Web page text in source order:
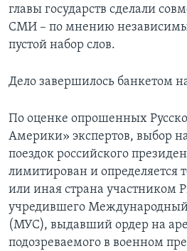
главы государств сделали
СМИ – по мнению
пустой набор слов.
Дело завершилось банкетом
По оценке опрошенных
Америки» экспертов, выбор
поездок российского
лимитирован и определяется
или иная страна участником
учредившего
(МУС), выдавший ордер на
подозреваемого в военном